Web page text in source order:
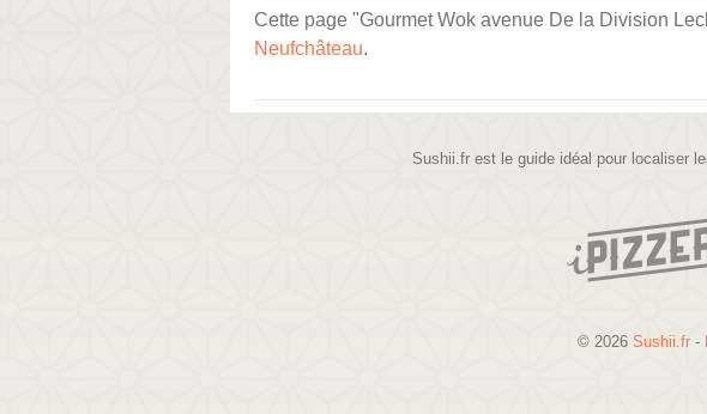
Cette page "Gourmet Wok avenue De la Division
Neufchâteau.
Sushii.fr est le guide idéal pour localiser
© 2026 Sushii.fr -